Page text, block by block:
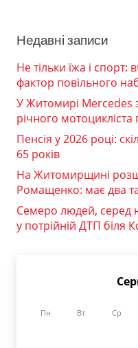
Недавні записи
Не тільки їжа і
фактор повільного
У Житомирі Mercedes
річного мотоцикліста
Пенсія у 2026 році:
65 років
На Житомирщині
Ромащенко: має два
Семеро людей, серед
у потрійній ДТП біля
Пн Вт Ср